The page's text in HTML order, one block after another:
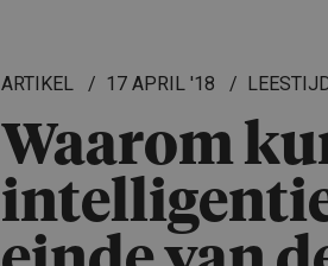
ARTIKEL 17 APRIL '18
Waarom